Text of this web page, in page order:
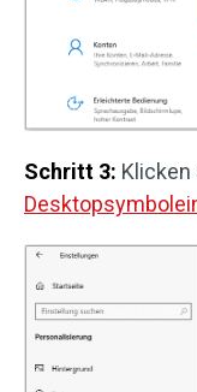
Schritt 3: Klicken